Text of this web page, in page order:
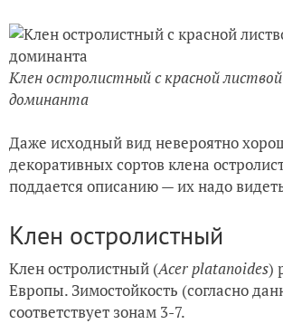
Клен остролистный с красной
доминанта
Даже исходный вид невероятно
декоративных сортов клена
поддается описанию — их надо
Клен остролистный
Клен остролистный (Acer platanoides)
Европы. Зимостойкость (согласно
соответствует зонам 3-7.